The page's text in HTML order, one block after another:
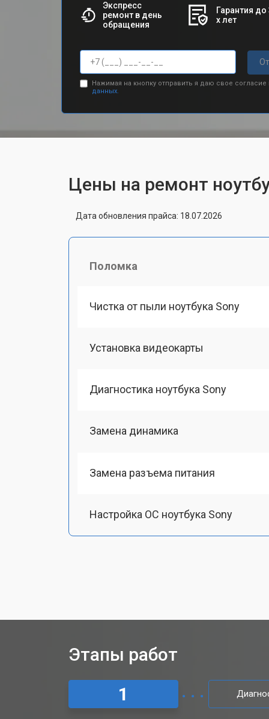
Экспресс
ремонт в день
обращения
Гарантия до
х лет
Нажимая на кнопку отправить я даю свое согласие
данных.
Цены на ремонт
Дата обновления прайса: 18.07.2026
Поломка
Чистка от пыли ноутбука Sony
Установка видеокарты
Диагностика ноутбука Sony
Замена динамика
Замена разъема питания
Настройка ОС ноутбука Sony
Установка драйверов Windows
Этапы работ
1